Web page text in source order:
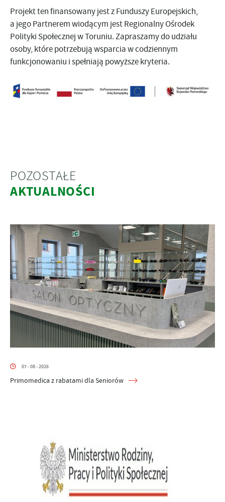
Projekt ten finansowany jest z Funduszy Europejskich,
a jego Partnerem wiodącym jest Regionalny Ośrodek
Polityki Społecznej w Toruniu. Zapraszamy do udziału
osoby, które potrzebują wsparcia w codziennym
funkcjonowaniu i spełniają powyższe kryteria.
POZOSTAŁE
AKTUALNOŚCI
07 - 08 - 2026
Primomedica z rabatami dla Seniorów